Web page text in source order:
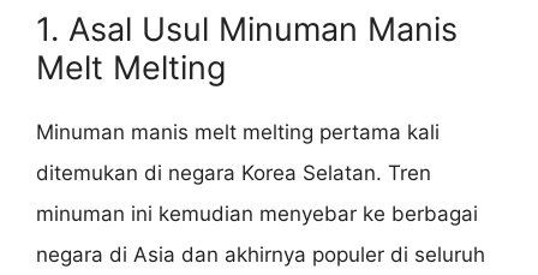
1. Asal Usul Minuman Manis
Melt Melting
Minuman manis melt melting pertama kali
ditemukan di negara Korea Selatan. Tren
minuman ini kemudian menyebar ke berbagai
negara di Asia dan akhirnya populer di seluruh